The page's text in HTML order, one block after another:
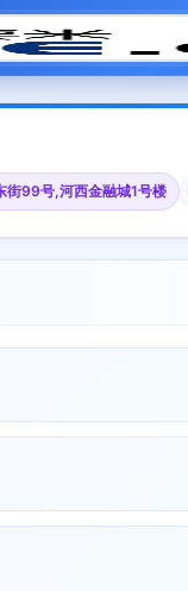
面试 题目大全
街99号,河西金融城1号楼